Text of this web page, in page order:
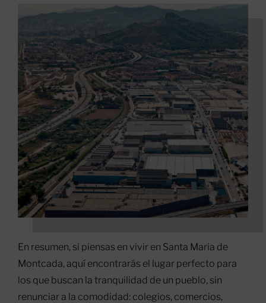
En resumen, si piensas en vivir en Santa Maria de
Montcada, aquí encontrarás el lugar perfecto para
los que buscan la tranquilidad de un pueblo, sin
renunciar a la comodidad: colegios, comercios,